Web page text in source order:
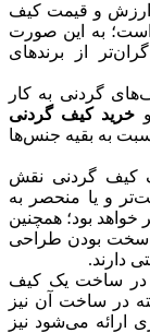
ارزش و قیمت کیف
است؛ به این صورت
از برندهای
گردنی به کار
خرید کیف گردنی
به بقیه جنس‌ها
کیف گردنی نقش
و یا منحصر به
خواهد بود؛ همچنین
سخت بودن طراحی
دارند.
در ساخت یک کیف
در ساخت آن نیز
ارائه می‌شود نیز